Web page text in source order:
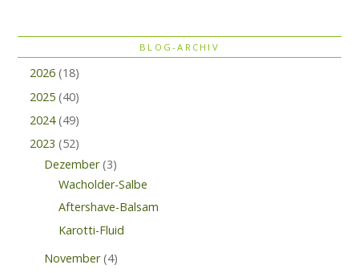
BLOG-ARCHIV
2026 (18)
2025 (40)
2024 (49)
2023 (52)
Dezember (3)
Wacholder-Salbe
Aftershave-Balsam
Karotti-Fluid
November (4)